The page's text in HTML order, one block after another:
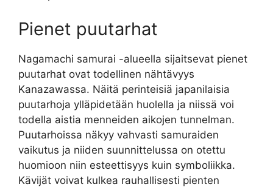
Pienet puutarhat
Nagamachi samurai -alueella sijaitsevat pienet
puutarhat ovat todellinen nähtävyys
Kanazawassa. Näitä perinteisiä japanilaisia
puutarhoja ylläpidetään huolella ja niissä voi
todella aistia menneiden aikojen tunnelman.
Puutarhoissa näkyy vahvasti samuraiden
vaikutus ja niiden suunnittelussa on otettu
huomioon niin esteettisyys kuin symboliikka.
Kävijät voivat kulkea rauhallisesti pienten